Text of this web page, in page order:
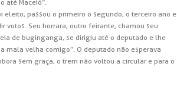
até Maceió”.
passou o primeiro o segundo, o terceiro ano e
votos. Seu horrara, outro feirante, chamou seu
de buginganga, se dirigiu até o deputado e lhe
mala velha comigo”. O deputado não esperava
sem graça, o trem não voltou a circular e para o